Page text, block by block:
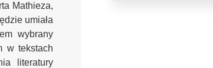
Mathieza,
umiała
wybrany
w tekstach
literatury